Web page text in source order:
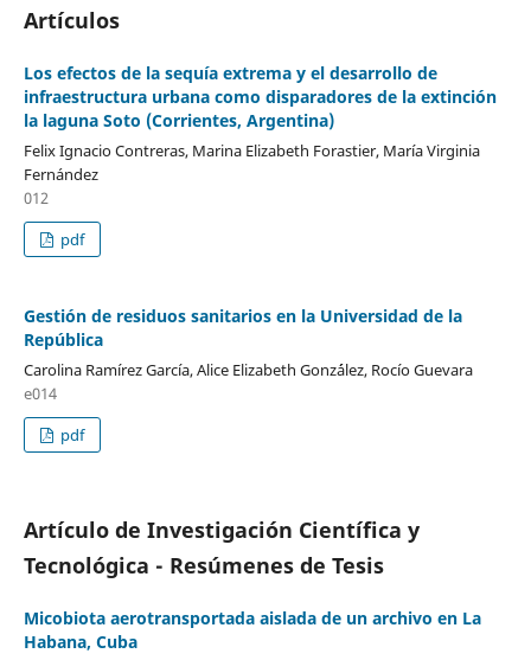
Artículos
Los efectos de la sequía extrema y el desarrollo de
infraestructura urbana como disparadores de la extinción
la laguna Soto (Corrientes, Argentina)
Felix Ignacio Contreras, Marina Elizabeth Forastier, María Virginia
Fernández
012
pdf
Gestión de residuos sanitarios en la Universidad de la
República
Carolina Ramírez García, Alice Elizabeth Gonz´ález, Rocío Guevara
e014
pdf
Artículo de Investigación Científica y
Tecnológica - Resúmenes de Tesis
Micobiota aerotransportada aislada de un archivo en La
Habana, Cuba